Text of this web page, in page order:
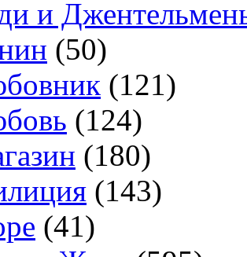
и
(50)
(121)
(124)
(180)
(143)
(41)